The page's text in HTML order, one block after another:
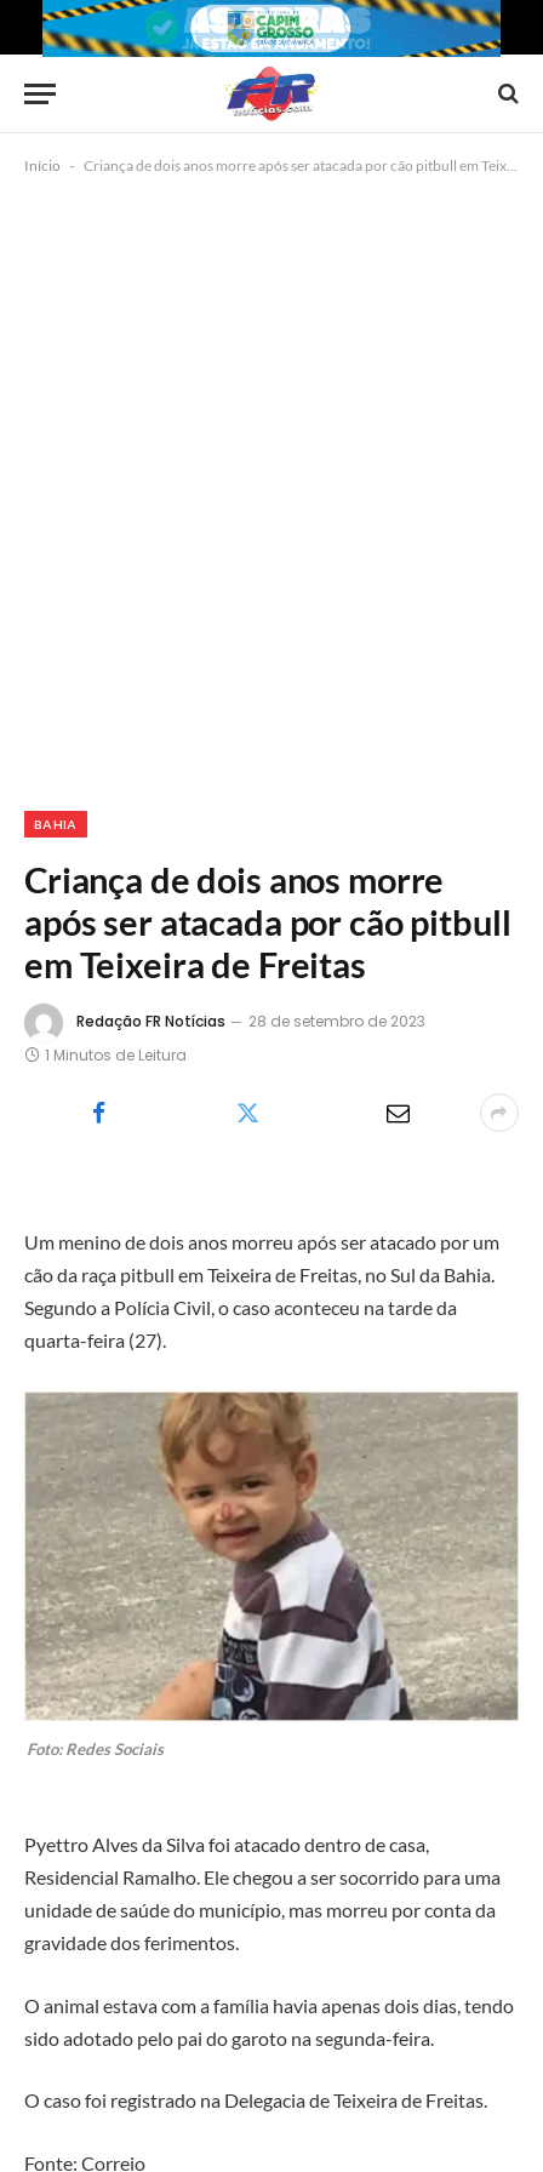
Início - Criança de dois anos morre após ser atacada por cão pitbull em Teixeira de Freitas
BAHIA
Criança de dois anos morre
após ser atacada por cão pitbull
em Teixeira de Freitas
Redação FR Notícias
28 de setembro de 2023
1 Minutos de Leitura
Um menino de dois anos morreu após ser atacado por um
cão da raça pitbull em Teixeira de Freitas, no Sul da Bahia.
Segundo a Polícia Civil, o caso aconteceu na tarde da
quarta-feira (27).
Foto: Redes Sociais
Pyettro Alves da Silva foi atacado dentro de casa,
Residencial Ramalho. Ele chegou a ser socorrido para uma
unidade de saúde do município, mas morreu por conta da
gravidade dos ferimentos.
O animal estava com a família havia apenas dois dias, tendo
sido adotado pelo pai do garoto na segunda-feira.
O caso foi registrado na Delegacia de Teixeira de Freitas.
Fonte: Correio